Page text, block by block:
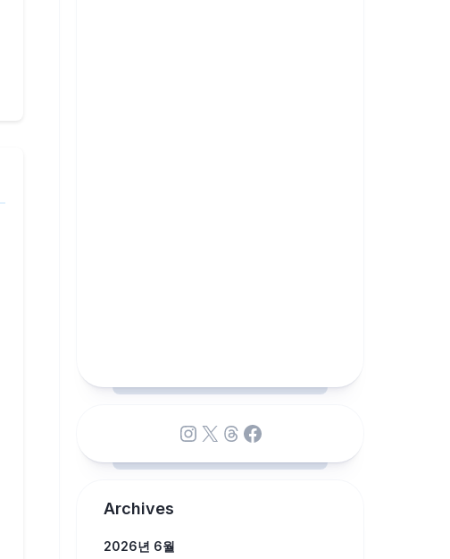
Instagram
X Threads
Facebook
Archives
2026년 6월